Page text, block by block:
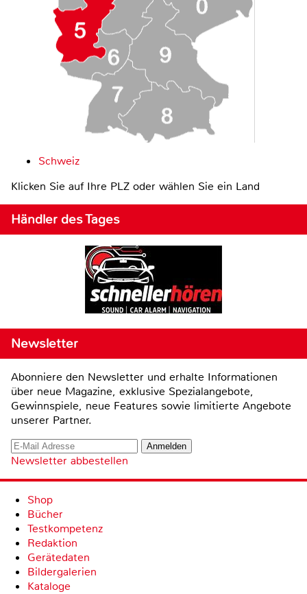
Schweiz
Klicken Sie auf Ihre PLZ oder wählen Sie ein Land
Händler des Tages
Newsletter
Abonniere den Newsletter und erhalte Informationen
über neue Magazine, exklusive Spezialangebote,
Gewinnspiele, neue Features sowie limitierte Angebote
unserer Partner.
Newsletter abbestellen
Shop
Bücher
Testkompetenz
Redaktion
Gerätedaten
Bildergalerien
Kataloge